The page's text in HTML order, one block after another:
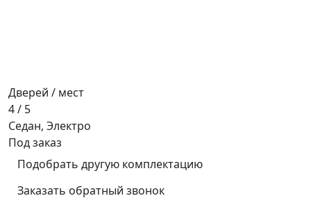
Дверей / мест
4 / 5
Седан, Электро
Под заказ
Подобрать другую комплектацию
Заказать обратный звонок